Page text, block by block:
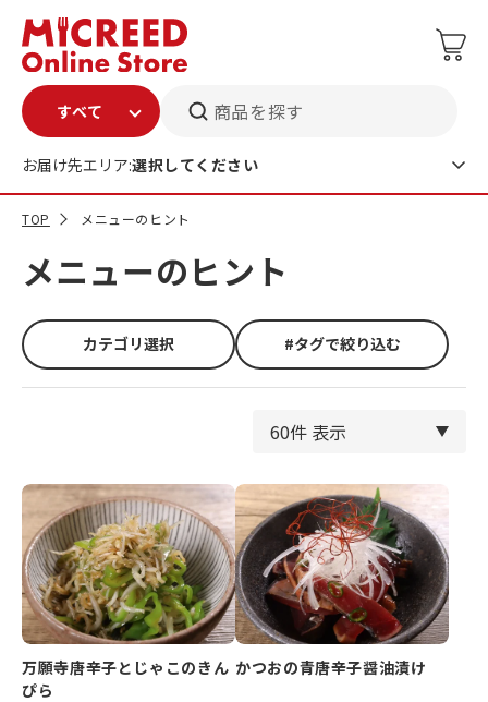
商品を探す
お届け先エリア:選択してください
TOP メニューのヒント
メニューのヒント
カテゴリ選択 #タグで絞り込む
万願寺唐辛子とじゃこのきん
ぴら
かつおの青唐辛子醤油漬け